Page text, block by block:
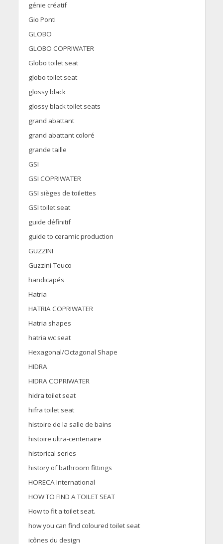
génie créatif
Gio Ponti
GLOBO
GLOBO COPRIWATER
Globo toilet seat
globo toilet seat
glossy black
glossy black toilet seats
grand abattant
grand abattant coloré
grande taille
GSI
GSI COPRIWATER
GSI sièges de toilettes
GSI toilet seat
guide définitif
guide to ceramic production
GUZZINI
Guzzini-Teuco
handicapés
Hatria
HATRIA COPRIWATER
Hatria shapes
hatria wc seat
Hexagonal/Octagonal Shape
HIDRA
HIDRA COPRIWATER
hidra toilet seat
hifra toilet seat
histoire de la salle de bains
histoire ultra-centenaire
historical series
history of bathroom fittings
HORECA International
HOW TO FIND A TOILET SEAT
How to fit a toilet seat.
how you can find coloured toilet seat
icônes du design